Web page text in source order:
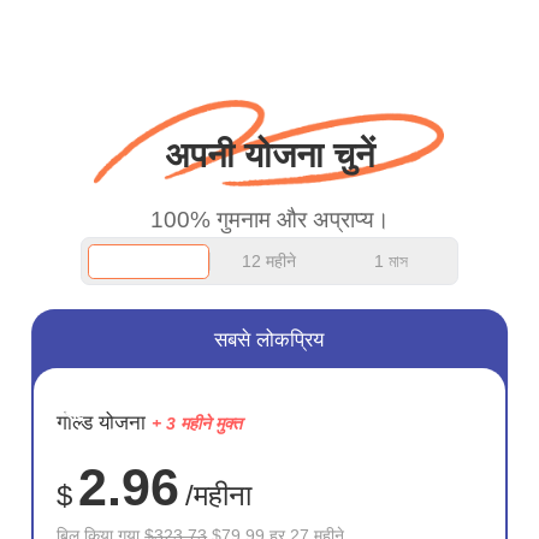
अपनी योजना चुनें
100% गुमनाम और अप्राप्य।
12 महीने 1 মাস
सहेजें
75%
सबसे लोकप्रिय
गोल्ड योजना + 3 महीने मुक्त
$ 2.96 /महीना